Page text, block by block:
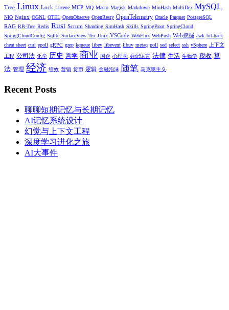
Tree Linux Lock Lucene MCP MQ Macro Magisk Markdown MinHash MultiDex MySQL
NIO Nginx OGNL OTEL OpenObserve OpenResty OpenTelemetry Oracle Parquet PostgreSQL
RAG RB-Tree Redis Rust Scrum Sharding SimHash Skills SpringBoot SpringCloud
SpringCloudConfig Sqlite SurfaceView Tex Unix VSCode WebFlux WebPush Web挖掘 awk bit-hack
cheat sheet curl epoll gRPC grep kqueue libev libevent libuv metaq poll sed select ssh vSphere
上下文
工程 公司法 化学 历史 哲学 商业 国企 心理学 标记语言 法律 生活 生物学 税收 算
法 管理 经济 绩效 营销 货币 逻辑 金融泡沫 随笔 马克思主义
Recent Posts
聊聊短期记忆与长期记忆
AI记忆系统设计
幻觉与上下文工程
深度学习进化之旅
AI大事件